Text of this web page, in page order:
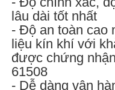
lâu dài tốt nhất
- Độ an toàn cao
liệu kín khí với
được chứng
61508
- Dễ dàng vận